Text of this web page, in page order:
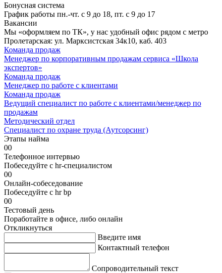
Бонусная система
График работы пн.-чт. с 9 до 18, пт. с 9 до 17
Вакансии
Мы «оформляем по ТК», у нас удобный офис рядом с метро
Пролетарская: ул. Марксистская 34к10, каб. 403
Команда продаж
Менеджер по корпоративным продажам сервиса «Школа
экспертов»
Команда продаж
Менеджер по работе с клиентами
Команда продаж
Ведущий специалист по работе с клиентами/менеджер по
продажам
Методический отдел
Специалист по охране труда (Аутсорсинг)
Этапы найма
00
Телефонное интервью
Побеседуйте с hr-специалистом
00
Онлайн-собеседование
Побеседуйте с hr bp
00
Тестовый день
Поработайте в офисе, либо онлайн
Откликнуться
Введите имя
Контактный телефон
Сопроводительный текст